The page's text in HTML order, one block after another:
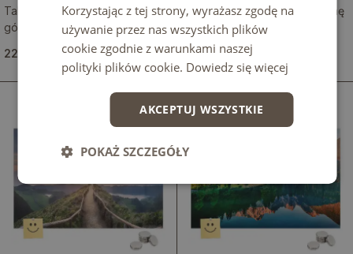
Tablica magnetyczna rzeka w
górach
229.99 zł
Tablica magnetyczna na ścianę
wąwóz skalny
229.99 zł
Korzystając z tej strony, wyrażasz zgodę na
używanie przez nas wszystkich plików
cookie zgodnie z warunkami naszej
polityki plików cookie. Dowiedz się więcej
AKCEPTUJ WSZYSTKIE
POKAŻ SZCZEGÓŁY